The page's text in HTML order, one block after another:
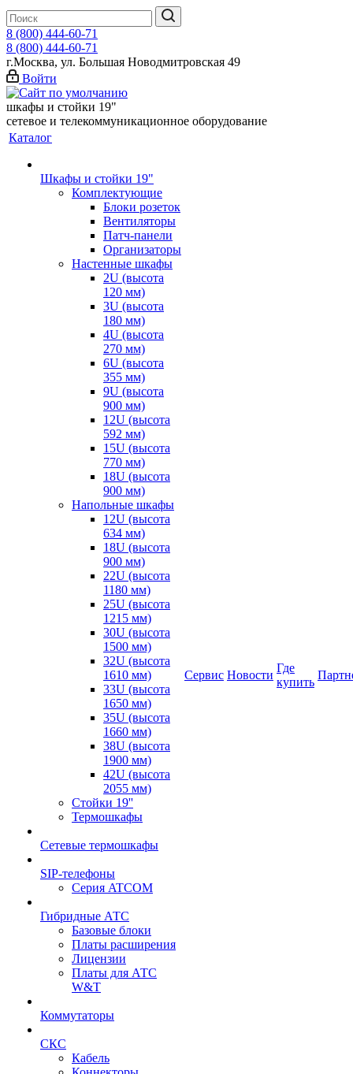
8 (800) 444-60-71
8 (800) 444-60-71
г.Москва, ул. Большая Новодмитровская 49
Войти
шкафы и стойки 19"
сетевое и телекоммуникационное оборудование
Каталог
Шкафы и стойки 19"
Комплектующие
Блоки розеток
Вентиляторы
Патч-панели
Организаторы
Настенные шкафы
2U (высота
120 мм)
3U (высота
180 мм)
4U (высота
270 мм)
6U (высота
355 мм)
9U (высота
900 мм)
12U (высота
592 мм)
15U (высота
770 мм)
18U (высота
900 мм)
Напольные шкафы
12U (высота
634 мм)
18U (высота
900 мм)
22U (высота
1180 мм)
25U (высота
1215 мм)
30U (высота
1500 мм)
32U (высота
1610 мм)
33U (высота
1650 мм)
35U (высота
1660 мм)
38U (высота
1900 мм)
42U (высота
2055 мм)
Стойки 19''
Термошкафы
Сетевые термошкафы
SIP-телефоны
Серия ATCOM
Гибридные АТС
Базовые блоки
Платы расширения
Лицензии
Платы для АТС
W&T
Коммутаторы
СКС
Кабель
Сервис Новости
Где
купить